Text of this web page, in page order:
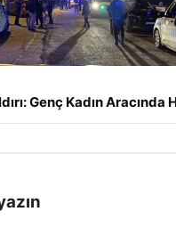
Genç Kadın Aracında